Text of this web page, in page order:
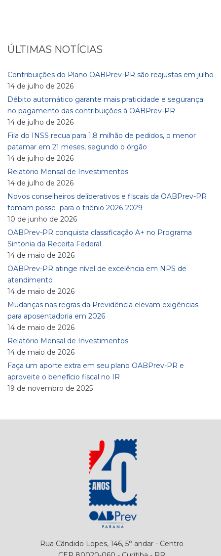
ÚLTIMAS NOTÍCIAS
Contribuições do Plano OABPrev-PR são reajustas em julho
14 de julho de 2026
Débito automático garante mais praticidade e segurança
no pagamento das contribuições à OABPrev-PR
14 de julho de 2026
Fila do INSS recua para 1,8 milhão de pedidos, o menor
patamar em 21 meses, segundo o órgão
14 de julho de 2026
Relatório Mensal de Investimentos
14 de julho de 2026
Novos conselheiros deliberativos e fiscais da OABPrev-PR
tomam posse para o triênio 2026-2029
10 de junho de 2026
OABPrev-PR conquista classificação A+ no Programa
Sintonia da Receita Federal
14 de maio de 2026
OABPrev-PR atinge nível de excelência em NPS de
atendimento
14 de maio de 2026
Mudanças nas regras da Previdência elevam exigências
para aposentadoria em 2026
14 de maio de 2026
Relatório Mensal de Investimentos
14 de maio de 2026
Faça um aporte extra em seu plano OABPrev-PR e
aproveite o benefício fiscal no IR
19 de novembro de 2025
Rua Cândido Lopes, 146, 5° andar - Centro